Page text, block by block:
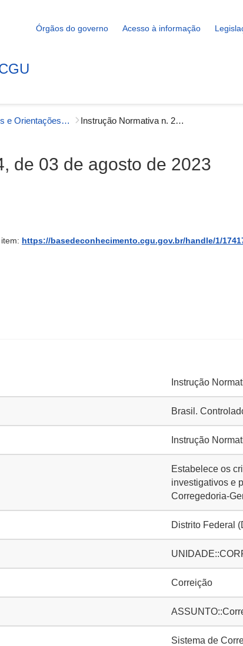
Órgãos do governo Acesso à informação
Instruções e Orientações Normativas - Correição Instrução Normativa n. 24, de 03 de agosto de 2023
de 03 de agosto de 2023
https://basedeconhecimento.cgu.gov.br/handle/1/
Instrução
Brasil.
Instrução
Estabelece os
investigativos e
Corregedoria-
Distrito Federal
Correição
Sistema de